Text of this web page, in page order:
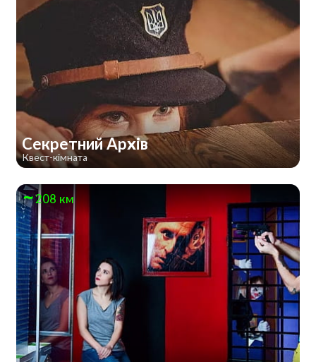
Секретний Архів
Квест-кімната
208 км